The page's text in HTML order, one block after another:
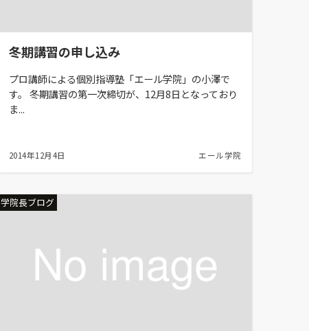
冬期講習の申し込み
プロ講師による個別指導塾「エール学院」の小澤で
す。 冬期講習の第一次締切が、12月8日となっており
ま...
2014年12月4日 エール学院
学院長ブログ